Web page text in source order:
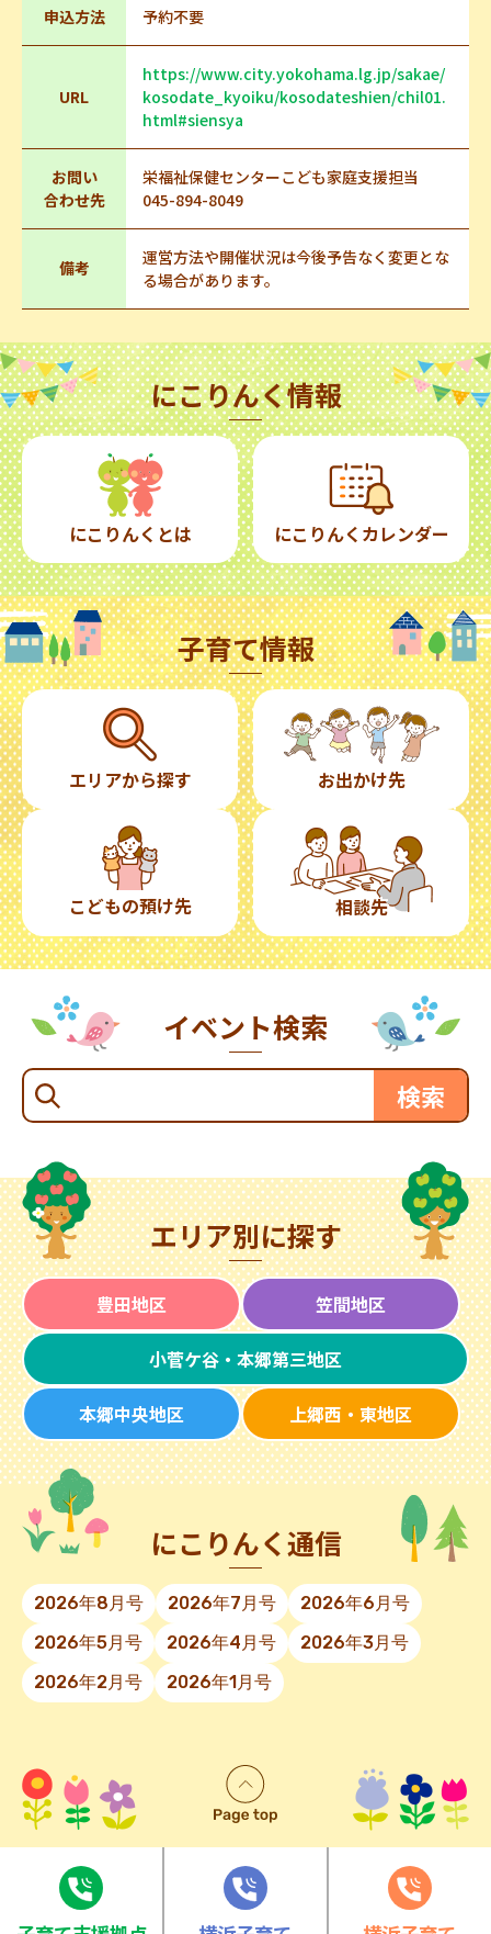
申込方法 予約不要
URL
https://www.city.yokohama.lg.jp/sakae/
kosodate_kyoiku/kosodateshien/chil01.
html#siensya
お問い
合わせ先
栄福祉保健センターこども家庭支援担当
045-894-8049
備考
運営方法や開催状況は今後予告なく変更とな
る場合があります。
にこりんく情報
にこりんくとは にこりんくカレンダー
子育て情報
エリアから探す お出かけ先
こどもの預け先 相談先
イベント検索
エリア別に探す
豊田地区 笠間地区
小菅ケ谷・本郷第三地区
本郷中央地区 上郷西・東地区
にこりんく通信
2026年8月号 2026年7月号
2026年6月号
2026年5月号
2026年4月号
2026年3月号
2026年2月号
2026年1月号